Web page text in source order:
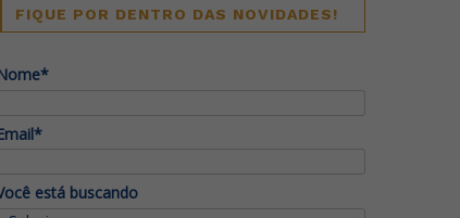
FIQUE POR DENTRO DAS NOVIDADES!
está buscando